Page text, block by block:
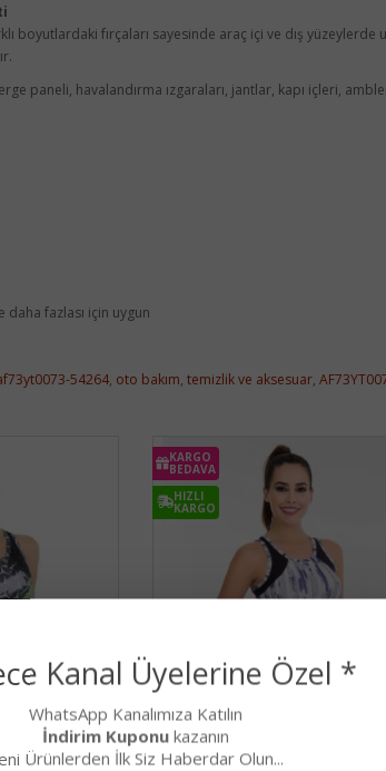
boyutlardaki fırçaları sayesinde araç içi ve dış
paneli, havalandırma ızgaraları, jantlar, kapı içleri,
fazlası için uygun
54264, oto bakım, temizlik ve aksesuar,
KARGO
BEDAVA
HIZLI
KARGO
Kanal Üyelerine Özel *
WhatsApp Kanalımıza Katılın
İndirim Kuponu kazanın
Ürünlerden İlk Siz Haberdar Olun...